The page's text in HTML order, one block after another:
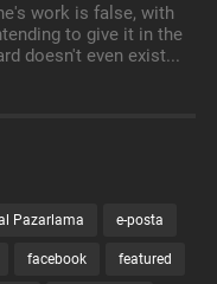
work is false, with
to give it in the
doesn't even exist...
Pazarlama e-posta
facebook featured